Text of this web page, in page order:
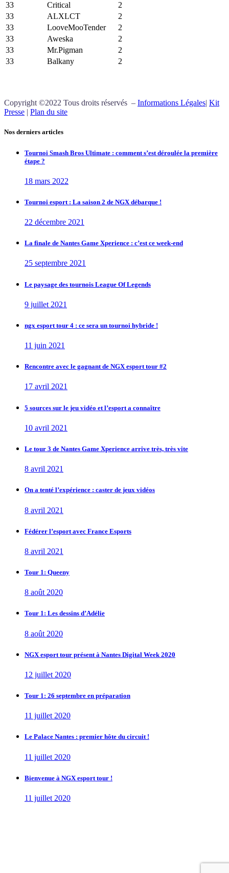
33
Critical
2
33
ALXLCT
2
33
LooveMooTender
2
33
Aweska
2
33
Mr.Pigman
2
33
Balkany 2
Copyright ©2022 Tous droits réservés – Informations Légales| Kit
Presse | Plan du site
Nos derniers articles
Tournoi Smash Bros Ultimate : comment s’est déroulée la première
étape ?
18 mars 2022
Tournoi esport : La saison 2 de NGX débarque !
22 décembre 2021
La finale de Nantes Game Xperience : c’est ce week-end
25 septembre 2021
Le paysage des tournois League Of Legends
9 juillet 2021
ngx esport tour 4 : ce sera un tournoi hybride !
11 juin 2021
Rencontre avec le gagnant de NGX esport tour #2
17 avril 2021
5 sources sur le jeu vidéo et l’esport a connaître
10 avril 2021
Le tour 3 de Nantes Game Xperience arrive très, très vite
8 avril 2021
On a tenté l’expérience : caster de jeux vidéos
8 avril 2021
Fédérer l’esport avec France Esports
8 avril 2021
Tour 1: Queeny
8 août 2020
Tour 1: Les dessins d’Adélie
8 août 2020
NGX esport tour présent à Nantes Digital Week 2020
12 juillet 2020
Tour 1: 26 septembre en préparation
11 juillet 2020
Le Palace Nantes : premier hôte du circuit !
11 juillet 2020
Bienvenue à NGX esport tour !
11 juillet 2020